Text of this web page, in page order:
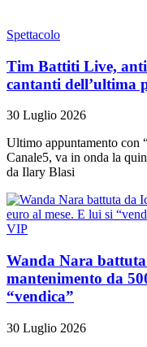
Spettacolo
Tim Battiti Live,
cantanti dell’ultima
30 Luglio 2026
Ultimo appuntamento con
Canale5, va in onda la
da Ilary Blasi
VIP
Wanda Nara
mantenimento da
“vendica”
30 Luglio 2026